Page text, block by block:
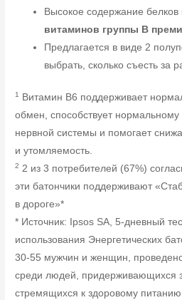
Высокое содержание
витаминов группы B
Предлагается в виде 2
выбрать, сколько съесть за
1
Витамин B6 поддерживает
обмен, способствует
нервной системы и помогает
и утомляемость.
2 2 из 3 потребителей (67%)
эти батончики поддерживают
в дороге»*
* Источник: Ipsos SA, 5-дневный
использования Энергетических
30-55 мужчин и женщин,
среди людей, придерживающихся
стремящихся к здоровому